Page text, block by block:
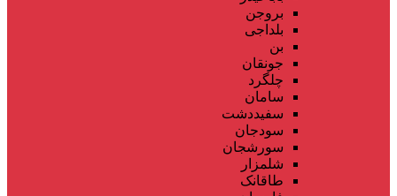
بروجن
بلداجی
بن
جونقان
چلگرد
سامان
سفیددشت
سودجان
سورشجان
شلمزار
طاقانک